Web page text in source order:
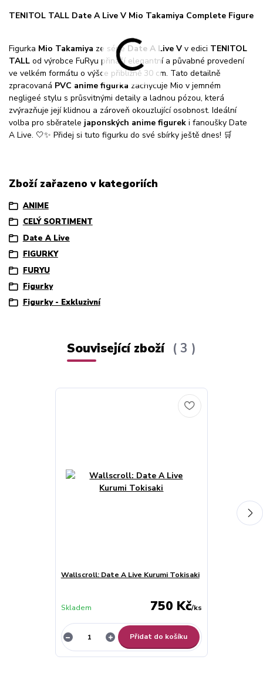
TENITOL TALL Date A Live V Mio Takamiya Complete Figure
Figurka Mio Takamiya ze série Date A Live V v edici TENITOL
TALL od výrobce FuRyu přináší elegantní a půvabné provedení
ve velkém formátu o výšce přibližně 30 cm. Tato detailně
zpracovaná PVC anime figurka zachycuje Mio v jemném
negligeé stylu s průsvitnými detaily a ladnou pózou, která
zvýrazňuje její klidnou a zároveň okouzlující osobnost. Ideální
volba pro sběratele japonských anime figurek i fanoušky Date
A Live. 🤍✨ Přidej si tuto figurku do své sbírky ještě dnes! 🛒
Zboží zařazeno v kategoriích
ANIME
CELÝ SORTIMENT
Date A Live
FIGURKY
FURYU
Figurky
Figurky - Exkluzivní
Související zboží 3
Wallscroll: Date A Live Kurumi Tokisaki
750 Kč/ks
Skladem
Přidat do košíku